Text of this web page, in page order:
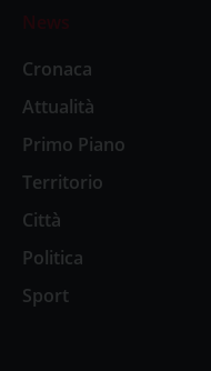
News
Cronaca
Attualità
Primo Piano
Territorio
Città
Politica
Sport